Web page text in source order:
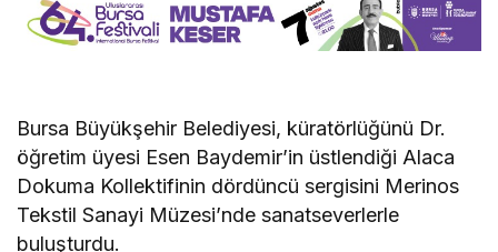
Bursa Büyükşehir Belediyesi, küratörlüğünü Dr.
öğretim üyesi Esen Baydemir’in üstlendiği Alaca
Dokuma Kollektifinin dördüncü sergisini Merinos
Tekstil Sanayi Müzesi’nde sanatseverlerle
buluşturdu.